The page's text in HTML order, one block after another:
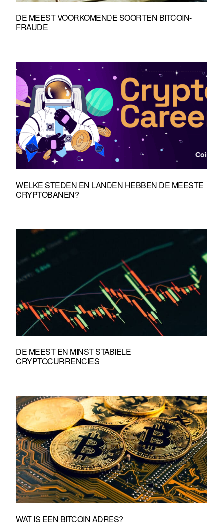
DE MEEST VOORKOMENDE SOORTEN BITCOIN-
FRAUDE
WELKE STEDEN EN LANDEN HEBBEN DE MEESTE
CRYPTOBANEN?
DE MEEST EN MINST STABIELE
CRYPTOCURRENCIES
WAT IS EEN BITCOIN ADRES?